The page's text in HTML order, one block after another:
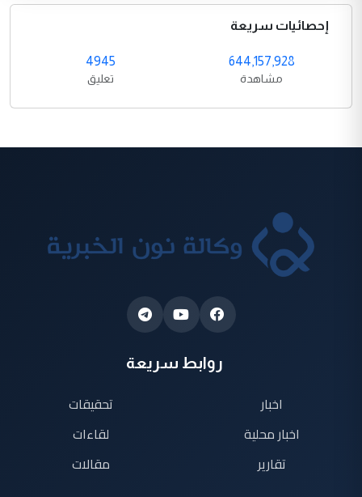
إحصائيات سريعة
644,157,928
مشاهدة
4945
تعليق
روابط سريعة
اخبار
اخبار محلية
تقارير
تحقيقات
لقاءات
مقالات